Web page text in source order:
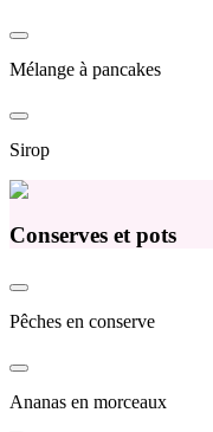
Mélange à pancakes
Sirop
Conserves et pots
Pêches en conserve
Ananas en morceaux